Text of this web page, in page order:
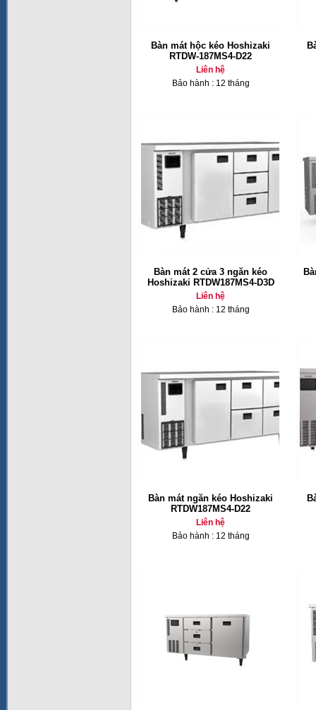
Bàn mát hộc kéo Hoshizaki
RTDW-187MS4-D22
Liên hệ
Bảo hành : 12 tháng
Bàn mát 2 cửa 3 ngăn kéo
Hoshizaki RTDW187MS4-D3D
Liên hệ
Bảo hành : 12 tháng
Bàn mát ngăn kéo Hoshizaki
RTDW187MS4-D22
Liên hệ
Bảo hành : 12 tháng